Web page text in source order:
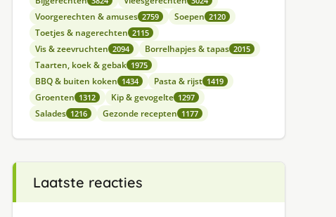
Voorgerechten & amuses 2759 Soepen 2120
Toetjes & nagerechten 2115
Vis & zeevruchten 2094 Borrelhapjes & tapas 2015
Taarten, koek & gebak 1975
BBQ & buiten koken 1434 Pasta & rijst 1419
Groenten 1312 Kip & gevogelte 1297
Salades 1216 Gezonde recepten 1177
Laatste reacties